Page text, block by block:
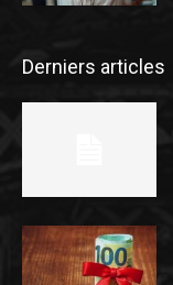
Derniers articles